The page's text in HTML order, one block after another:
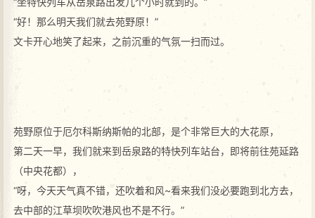
“好！那么明天我们就去苑野原！”
文卡开心地笑了起来，之前沉重的气氛一扫而过。
苑野原位于厄尔科斯纳斯帕的北部，是个非常巨大的大花原，
第二天一早，我们就来到岳泉路的特快列车站台，即将前往苑延路
（中央花都），
“呀，今天天气真不错，还吹着和风~看来我们没必要跑到北方去，
去中部的江草坝吹吹港风也不是不行。”